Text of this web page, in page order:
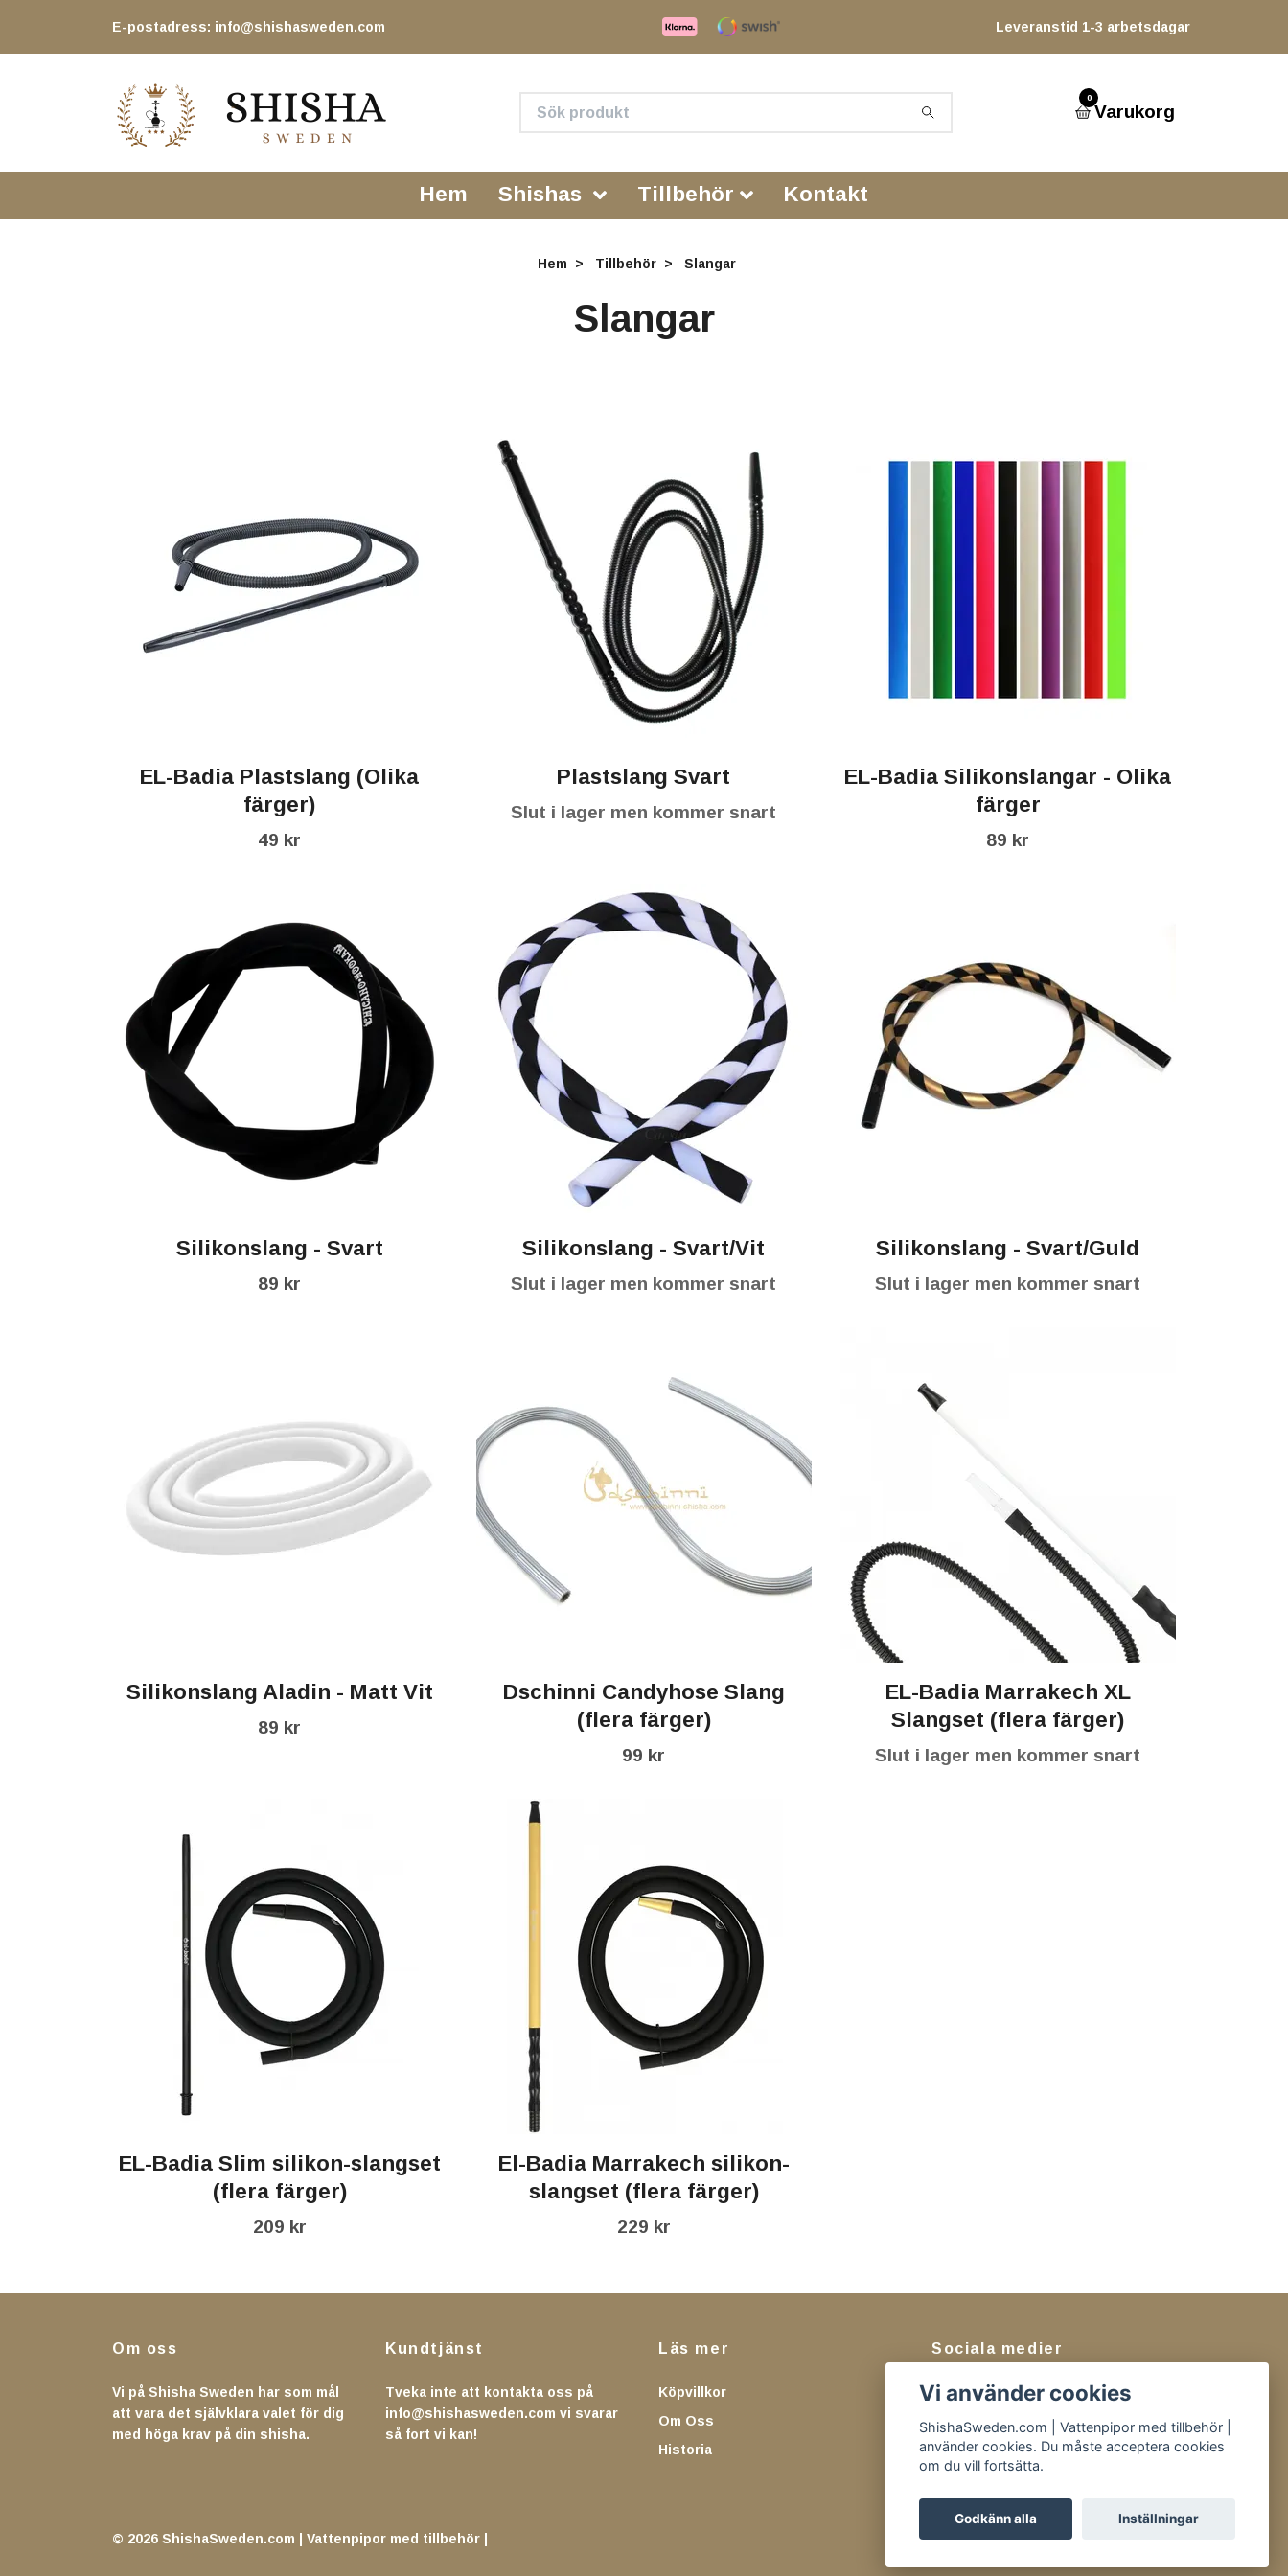
E-postadress: info@shishasweden.com Leveranstid 1-3 arbetsdagar
0
Varukorg
Hem Shishas Tillbehör Kontakt
Hem Tillbehör Slangar
Slangar
EL-Badia Plastslang (Olika
färger)
49 kr
Plastslang Svart
Slut i lager men kommer snart
EL-Badia Silikonslangar - Olika
färger
89 kr
Silikonslang - Svart
89 kr
Silikonslang - Svart/Vit
Slut i lager men kommer snart
Silikonslang - Svart/Guld
Slut i lager men kommer snart
Silikonslang Aladin - Matt Vit
89 kr
Dschinni Candyhose Slang
(flera färger)
99 kr
EL-Badia Marrakech XL
Slangset (flera färger)
Slut i lager men kommer snart
EL-Badia Slim silikon-slangset
(flera färger)
209 kr
El-Badia Marrakech silikon-
slangset (flera färger)
229 kr
Om oss
Vi på Shisha Sweden har som mål
att vara det självklara valet för dig
med höga krav på din shisha.
Kundtjänst
Tveka inte att kontakta oss på
info@shishasweden.com vi svarar
så fort vi kan!
Läs mer
Köpvillkor
Om Oss
Historia
Sociala medier
Facebook
Instagram
Tiktok
© 2026 ShishaSweden.com | Vattenpipor med tillbehör |
Vi använder cookies
ShishaSweden.com | Vattenpipor med tillbehör |
använder cookies. Du måste acceptera cookies
om du vill fortsätta.
Godkänn alla Inställningar